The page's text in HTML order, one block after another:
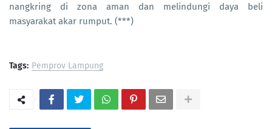
nangkring di zona aman dan melindungi daya beli
masyarakat akar rumput. (***)
Tags: Pemprov Lampung